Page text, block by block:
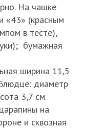
На чашке
«43» (красным
в тесте),
бумажная
ширина 11,5
диаметр
3,7 см.
на
и сквозная